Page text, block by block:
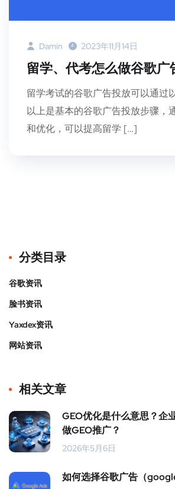
Damin 2023年11月14日
留学、代考怎么做谷歌广
留学考试的谷歌广告投放可以通过
以上是基本的谷歌广告投放步骤，
和优化，可以提高留学 […]
分类目录
谷歌资讯
脸书资讯
Yaxdex资讯
网站资讯
相关文章
GEO优化是什么意思？企
做GEO推广？
2026年5月6日
如何选择谷歌广告（